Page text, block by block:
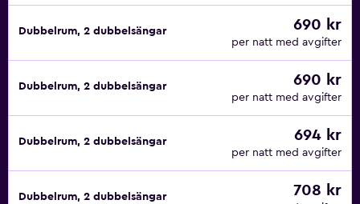
Dubbelrum, 2 dubbelsängar 690 kr
per natt med avgifter
Dubbelrum, 2 dubbelsängar 690 kr
per natt med avgifter
Dubbelrum, 2 dubbelsängar 694 kr
per natt med avgifter
Dubbelrum, 2 dubbelsängar 708 kr